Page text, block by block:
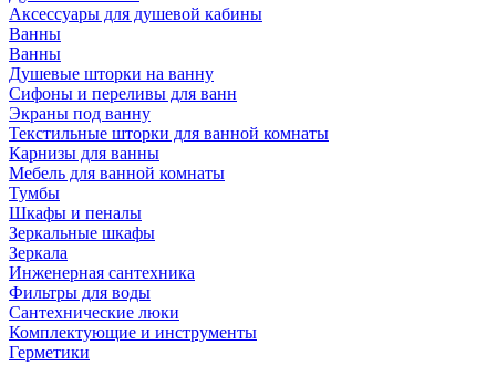
Аксессуары для душевой кабины
Ванны
Ванны
Душевые шторки на ванну
Сифоны и переливы для ванн
Экраны под ванну
Текстильные шторки для ванной комнаты
Карнизы для ванны
Мебель для ванной комнаты
Тумбы
Шкафы и пеналы
Зеркальные шкафы
Зеркала
Инженерная сантехника
Фильтры для воды
Сантехнические люки
Комплектующие и инструменты
Герметики